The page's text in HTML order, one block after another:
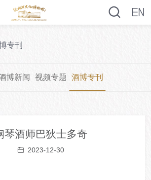
专刊
博新闻 视频专题 酒博专刊
琴酒师巴狄士多奇
2023-12-30